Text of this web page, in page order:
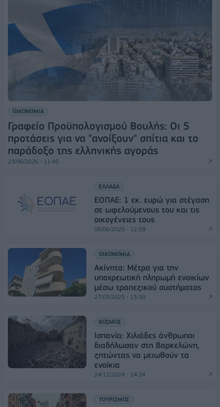
ΟΙΚΟΝΟΜΙΑ
Γραφείο Προϋπολογισμού Βουλής: Οι 5
προτάσεις για να "ανοίξουν" σπίτια και το
παράδοξο της ελληνικής αγοράς
23/06/2026 - 11:45
ΕΛΛΑΔΑ
ΕΟΠΑΕ: 1 εκ. ευρώ για στέγαση
σε ωφελούμενους του και τις
οικογένειες τους
06/06/2025 - 12:59
ΟΙΚΟΝΟΜΙΑ
Ακίνητα: Μέτρα για την
υποχρεωτική πληρωμή ενοικίων
μέσω τραπεζικού συστήματος
27/05/2025 - 13:00
ΚΟΣΜΟΣ
Ισπανία: Χιλιάδες άνθρωποι
διαδήλωσαν στη Βαρκελώνη,
ζητώντας να μειωθούν τα
ενοίκια
24/11/2024 - 14:24
ΤΟΥΡΙΣΜΟΣ